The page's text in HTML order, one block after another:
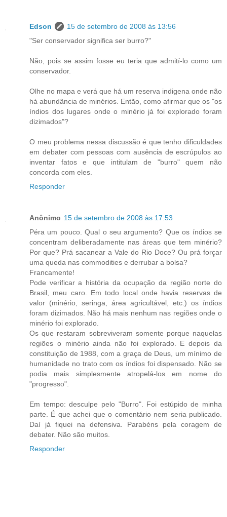
Edson
15 de setembro de 2008 às 13:56
"Ser conservador significa ser burro?"
Não, pois se assim fosse eu teria que admití-lo como um
conservador.
Olhe no mapa e verá que há um reserva indigena onde não
há abundância de minérios. Então, como afirmar que os "os
índios dos lugares onde o minério já foi explorado foram
dizimados"?
O meu problema nessa discussão é que tenho dificuldades
em debater com pessoas com ausência de escrúpulos ao
inventar fatos e que intitulam de "burro" quem não
concorda com eles.
Responder
Anônimo 15 de setembro de 2008 às 17:53
Péra um pouco. Qual o seu argumento? Que os índios se
concentram deliberadamente nas áreas que tem minério?
Por que? Prá sacanear a Vale do Rio Doce? Ou prá forçar
uma queda nas commodities e derrubar a bolsa?
Francamente!
Pode verificar a história da ocupação da região norte do
Brasil, meu caro. Em todo local onde havia reservas de
valor (minério, seringa, área agricultável, etc.) os índios
foram dizimados. Não há mais nenhum nas regiões onde o
minério foi explorado.
Os que restaram sobreviveram somente porque naquelas
regiões o minério ainda não foi explorado. E depois da
constituição de 1988, com a graça de Deus, um mínimo de
humanidade no trato com os índios foi dispensado. Não se
podia mais simplesmente atropelá-los em nome do
"progresso".
Em tempo: desculpe pelo "Burro". Foi estúpido de minha
parte. É que achei que o comentário nem seria publicado.
Daí já fiquei na defensiva. Parabéns pela coragem de
debater. Não são muitos.
Responder